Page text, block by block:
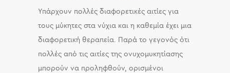
Υπάρχουν πολλές διαφορετικές αιτίες για
τους μύκητες στα νύχια και η καθεμία έχει μια
διαφορετική θεραπεία. Παρά το γεγονός ότι
πολλές από τις αιτίες της ονυχομυκητίασης
μπορούν να προληφθούν, ορισμένοι